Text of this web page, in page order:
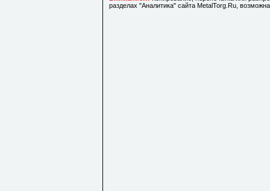
разделах "Аналитика" сайта MetalTorg.Ru,